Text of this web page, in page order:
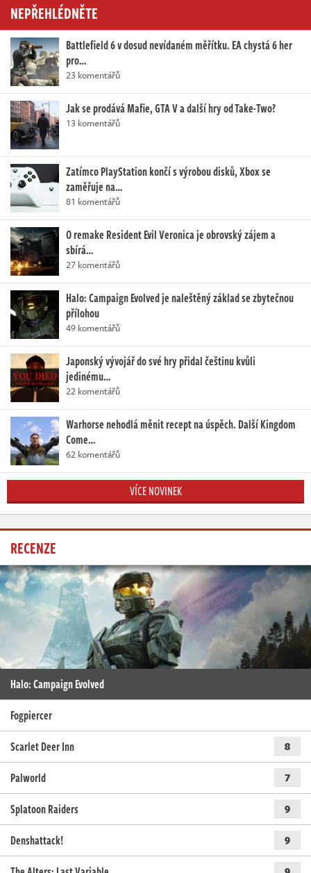
NEPŘEHLÉDNĚTE
Battlefield 6 v dosud nevídaném měřítku. EA chystá 6 her
pro…
23 komentářů
Jak se prodává Mafie, GTA V a další hry od Take-Two?
13 komentářů
Zatímco PlayStation končí s výrobou disků, Xbox se
zaměřuje na…
81 komentářů
O remake Resident Evil Veronica je obrovský zájem a
sbírá…
27 komentářů
Halo: Campaign Evolved je naleštěný základ se zbytečnou
přílohou
49 komentářů
Japonský vývojář do své hry přidal češtinu kvůli
jedinému…
22 komentářů
Warhorse nehodlá měnit recept na úspěch. Další Kingdom
Come…
62 komentářů
VÍCE NOVINEK
RECENZE
Halo: Campaign Evolved
Fogpiercer
Scarlet Deer Inn
8
Palworld 7
Splatoon Raiders 9
Denshattack! 9